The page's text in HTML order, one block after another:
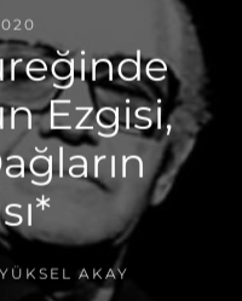
Ezgisi,
AKAY